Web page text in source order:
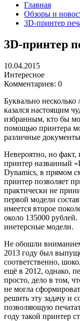
Главная
Обзоры и
3D-принтер
3D-принтер
10.04.2015
Интересное
Комментариев: 0
Буквально
казался настоящим
избранным, кто бы
помощью принтера
различные
Невероятно, но факт,
принтер названный
Dynamics, в прямом
принтер позволяет
практически не
первой модели
имеется второе
около 135000 рублей.
инетерсные модели.
Не обошли
2013 году был
соответственно,
ещё в 2012, однако,
просто, дело в том,
не могла
решить эту задачу и
позволяющую
году такой принтер